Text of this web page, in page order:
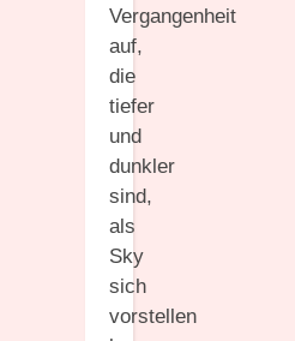
Vergangenheit
auf,
die
tiefer
und
dunkler
sind,
als
Sky
sich
vorstellen